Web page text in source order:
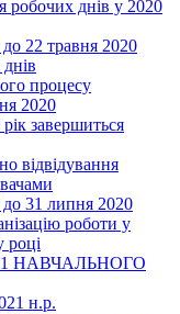
робочих днів у 2020
22 травня 2020
процесу
2020
завершиться
відвідування
31 липня 2020
роботи у
році
НАВЧАЛЬНОГО
н.р.